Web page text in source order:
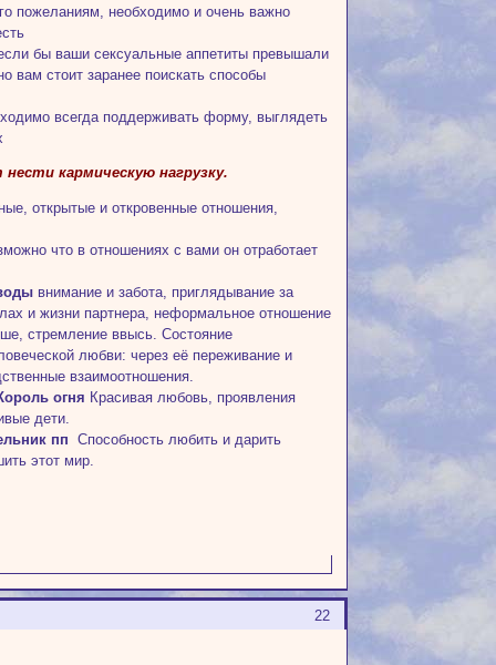
пожеланиям, необходимо и очень важно
бы ваши сексуальные аппетиты превышали
вам стоит заранее поискать способы
всегда поддерживать форму, выглядеть
кармическую нагрузку.
открытые и откровенные отношения,
что в отношениях с вами он отработает
внимание и забота, приглядывание за
и жизни партнера, неформальное отношение
стремление ввысь. Состояние
любви: через её переживание и
взаимоотношения.
огня Красивая любовь, проявления
дети.
пп Способность любить и дарить
этот мир.
22